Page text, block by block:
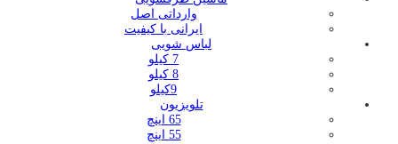
وارداتی اصل
ایرانی با کیفیت
لباس شویی
7 کیلو
8 کیلو
9کیلو
تلویزیون
65 اینچ
55 اینچ